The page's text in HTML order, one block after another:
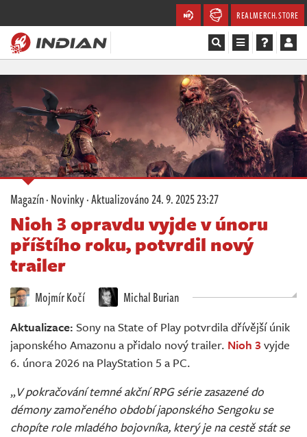
REALMERCH.STORE
Recenze
Videa
Soutěže
Databáze
Komunita
Živě
Magazín·Novinky· Aktualizováno24. 9. 2025 23:27
Nioh 3 opravdu vyjde v únoru
příštího roku, potvrdil nový
trailer
Mojmír Kočí Michal Burian
Aktualizace: Sony na State of Play potvrdila dřívější únik
japonského Amazonu a přidalo nový trailer. Nioh 3vyjde
6. února 2026 na PlayStation 5 a PC.
„V pokračování temné akční RPG série zasazené do
démony zamořeného období japonského Sengoku se
chopíte role mladého bojovníka, který je na cestě stát se